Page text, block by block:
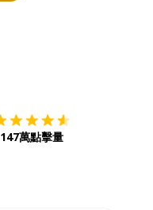
147萬點擊量